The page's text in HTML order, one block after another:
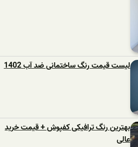
لیست قیمت رنگ ساختمانی ضد آب 1402
بهترین رنگ ترافیکی کفپوش + قیمت خرید
عالی